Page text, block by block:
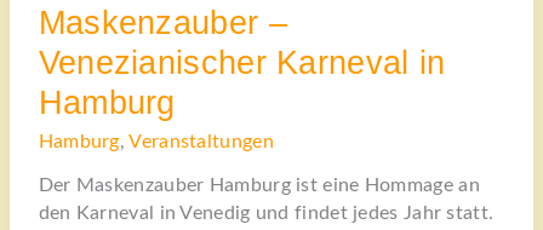
Maskenzauber –
Venezianischer Karneval in
Hamburg
Hamburg,Veranstaltungen
Der Maskenzauber Hamburg ist eine Hommage an
den Karneval in Venedig und findet jedes Jahr statt.
IN
HAMBURG